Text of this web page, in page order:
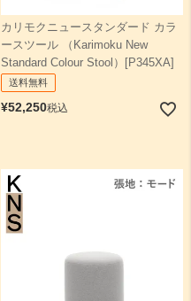
カリモクニュースタンダード カラ
ースツール （Karimoku New
Standard Colour Stool）[P345XA]
送料無料
¥52,250税込